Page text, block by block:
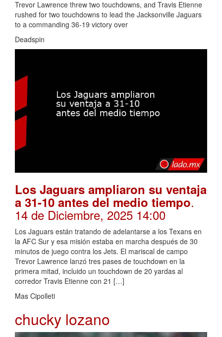
Trevor Lawrence threw two touchdowns, and Travis Etienne
rushed for two touchdowns to lead the Jacksonville Jaguars
to a commanding 36-19 victory over
Deadspin
Los Jaguars ampliaron su ventaja
a 31-10 antes del medio tiempo.
14 de Diciembre, 2025 14:00
Los Jaguars están tratando de adelantarse a los Texans en
la AFC Sur y esa misión estaba en marcha después de 30
minutos de juego contra los Jets. El mariscal de campo
Trevor Lawrence lanzó tres pases de touchdown en la
primera mitad, incluido un touchdown de 20 yardas al
corredor Travis Etienne con 21 […]
Mas Cipolleti
chucky lozano